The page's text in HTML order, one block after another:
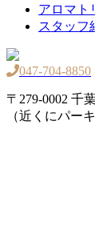
アロマト
スタッフ
047-704-8850
〒279-0002 千
（近くにパー